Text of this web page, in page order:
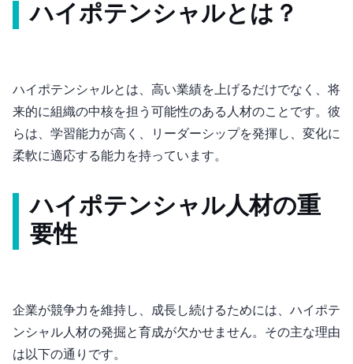
ハイポテンシャルとは？
ハイポテンシャルとは、高い業績を上げるだけでなく、将
来的に組織の中核を担う可能性のある人材のことです。彼
らは、学習能力が高く、リーダーシップを発揮し、変化に
柔軟に適応する能力を持っています。
ハイポテンシャル人材の重
要性
企業が競争力を維持し、成長し続けるためには、ハイポテ
ンシャル人材の発掘と育成が欠かせません。その主な理由
は以下の通りです。